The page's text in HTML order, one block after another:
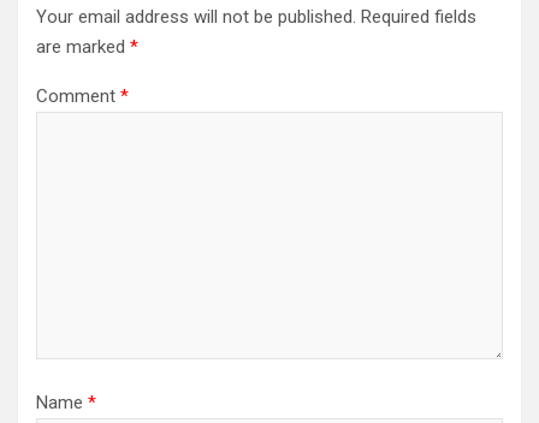
Your email address will not be published. Required fields
are marked *
Comment *
Name *